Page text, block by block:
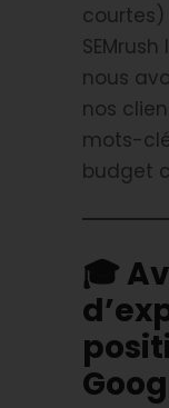
courtes)
nous
nos
mots-
budget
🎓